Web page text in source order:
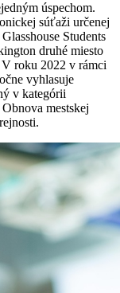
úspechom.
súťaži určenej
Students
druhé miesto
roku 2022 v rámci
vyhlasuje
v kategórii
mestskej